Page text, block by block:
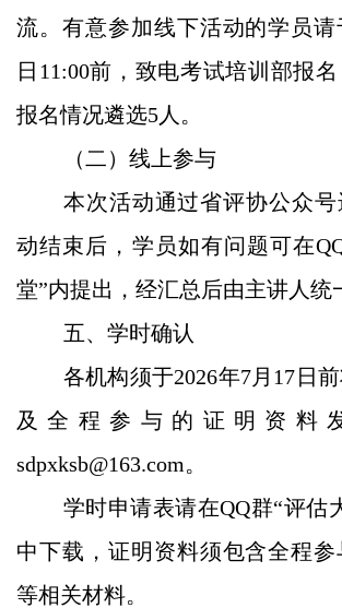
流。有意参加线下活动的学员请
日11:00前，致电考试培训部报
报名情况遴选5人。
（二）线上参与
本次活动通过省评协公众
动结束后，学员如有问题可在
堂”内提出，经汇总后由主讲人统
五、学时确认
各机构须于2026年7月17日
及全程参与的证明资料
sdpxksb@163.com。
学时申请表请在QQ群“评估
中下载，证明资料须包含全程
等相关材料。